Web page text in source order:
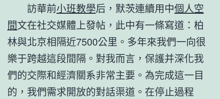
訪華前小班教學后，默茨連續用中個人空
間文在社交媒體上發帖，此中有一條寫道：柏
林與北京相隔近7500公里。多年來我們一向很
樂于跨越這段間隔。對我而言，保護并深化我
們的交際和經濟關系非常主要。為完成這一目
的，我們需求開放的對話渠道。在停止過程